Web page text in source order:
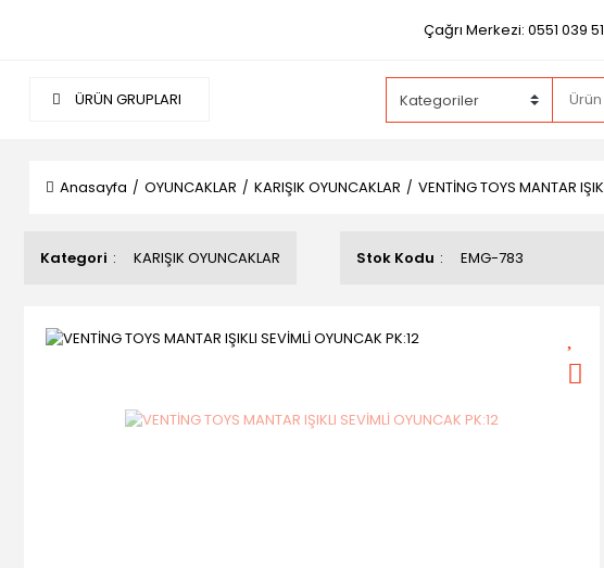
Çağrı Merkezi: 0551 039
ÜRÜN GRUPLARI
Anasayfa OYUNCAKLAR KARIŞIK OYUNCAKLAR VENTİNG TOYS MANTAR
Kategori KARIŞIK OYUNCAKLAR Stok Kodu EMG-783